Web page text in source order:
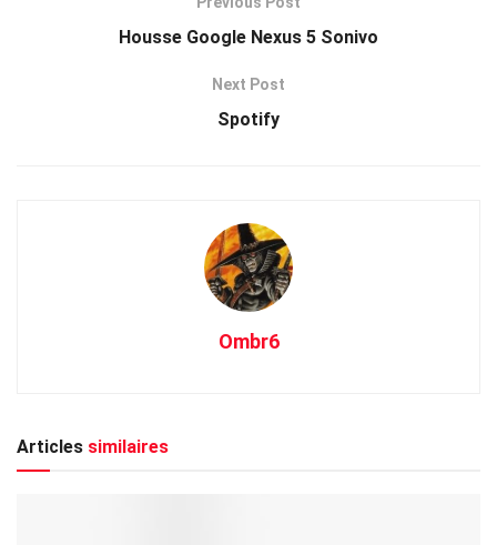
Housse Google Nexus 5 Sonivo
Next Post
Spotify
Ombr6
Articles similaires